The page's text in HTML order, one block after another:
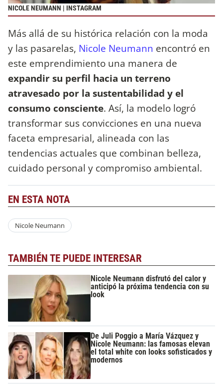
NICOLE NEUMANN | INSTAGRAM
Más allá de su histórica relación con la moda
y las pasarelas, Nicole Neumann encontró en
este emprendimiento una manera de
expandir su perfil hacia un terreno
atravesado por la sustentabilidad y el
consumo consciente. Así, la modelo logró
transformar sus convicciones en una nueva
faceta empresarial, alineada con las
tendencias actuales que combinan belleza,
cuidado personal y compromiso ambiental.
EN ESTA NOTA
Nicole Neumann
TAMBIÉN TE PUEDE INTERESAR
Nicole Neumann disfrutó del calor y
anticipó la próxima tendencia con su
look
De Juli Poggio a María Vázquez y
Nicole Neumann: las famosas elevan
el total white con looks sofisticados y
modernos